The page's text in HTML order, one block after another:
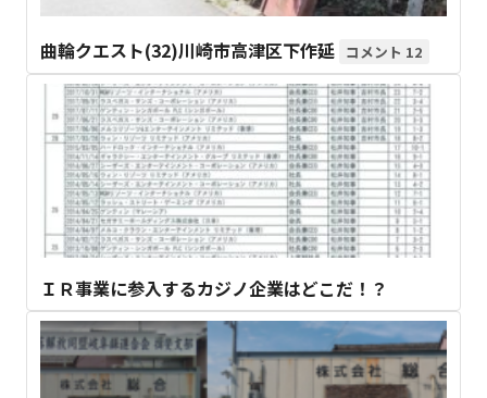
曲輪クエスト(32)川崎市高津区下作延 12
ＩＲ事業に参入するカジノ企業はどこだ！？